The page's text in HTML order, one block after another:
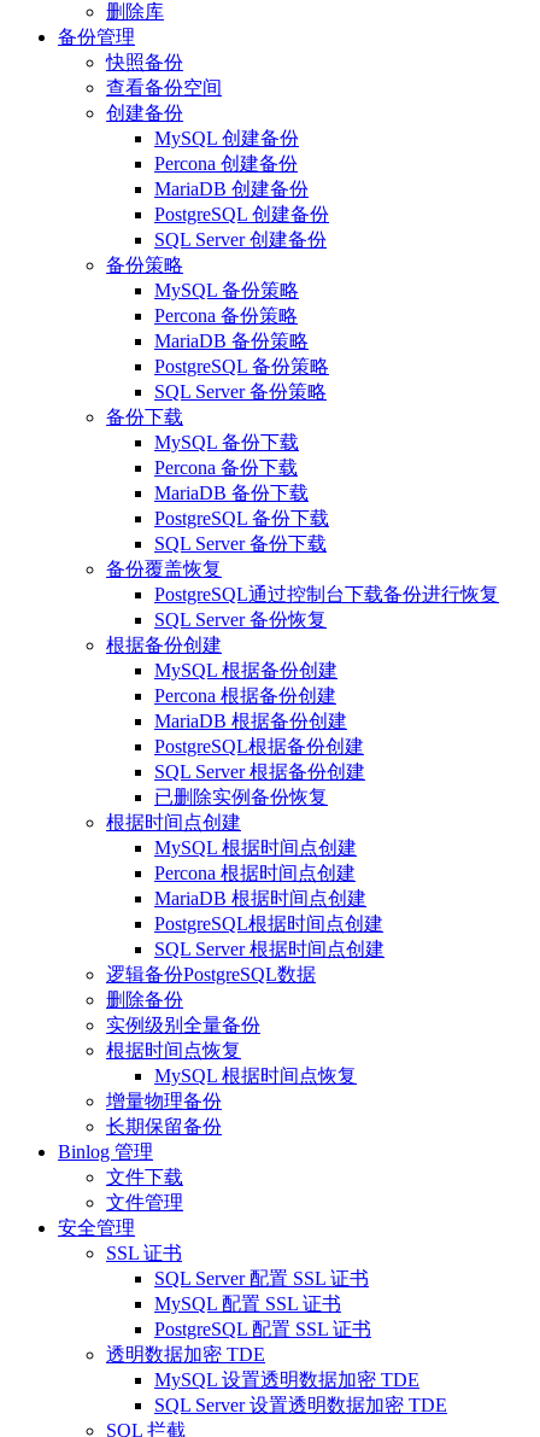
删除库
备份管理
快照备份
查看备份空间
创建备份
MySQL 创建备份
Percona 创建备份
MariaDB 创建备份
PostgreSQL 创建备份
SQL Server 创建备份
备份策略
MySQL 备份策略
Percona 备份策略
MariaDB 备份策略
PostgreSQL 备份策略
SQL Server 备份策略
备份下载
MySQL 备份下载
Percona 备份下载
MariaDB 备份下载
PostgreSQL 备份下载
SQL Server 备份下载
备份覆盖恢复
PostgreSQL通过控制台下载备份进行恢复
SQL Server 备份恢复
根据备份创建
MySQL 根据备份创建
Percona 根据备份创建
MariaDB 根据备份创建
PostgreSQL根据备份创建
SQL Server 根据备份创建
已删除实例备份恢复
根据时间点创建
MySQL 根据时间点创建
Percona 根据时间点创建
MariaDB 根据时间点创建
PostgreSQL根据时间点创建
SQL Server 根据时间点创建
逻辑备份PostgreSQL数据
删除备份
实例级别全量备份
根据时间点恢复
MySQL 根据时间点恢复
增量物理备份
长期保留备份
Binlog 管理
文件下载
文件管理
安全管理
SSL 证书
SQL Server 配置 SSL 证书
MySQL 配置 SSL 证书
PostgreSQL 配置 SSL 证书
透明数据加密 TDE
MySQL 设置透明数据加密 TDE
SQL Server 设置透明数据加密 TDE
SQL 拦截